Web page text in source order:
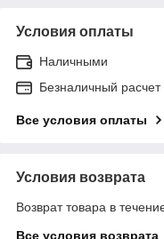
Условия оплаты
Наличными
Безналичный расчет
Все условия оплаты
Условия возврата
Возврат товара в
Все условия возврата